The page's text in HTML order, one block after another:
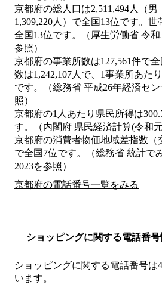
京都府の総人口は2,511,494人（男
1,309,220人）で全国13位です。世
全国13位です。（厚生労働省 令
参照）
京都府の事業所数は127,561件で
数は1,242,107人で、1事業所あた
です。（総務省 平成26年経済セ
照）
京都府の1人あたり県民所得は
す。（内閣府 県民経済計算(令和
京都府の消費者物価地域差指数（
で全国7位です。（総務省 統計で
2023を参照）
京都府の電話番号一覧をみる
ショッピングに関する電話番号
ショッピングに関する電話番号は
います。